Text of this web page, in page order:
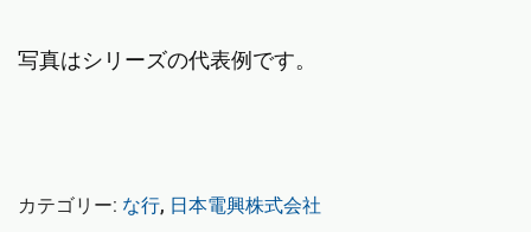
写真はシリーズの代表例です。
カテゴリー: な行, 日本電興株式会社